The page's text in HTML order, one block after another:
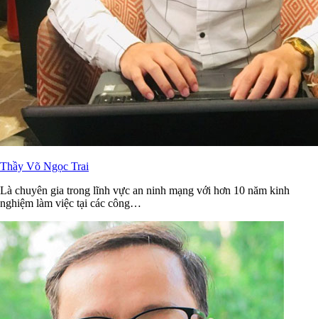
Thầy Võ Ngọc Trai
Là chuyên gia trong lĩnh vực an ninh mạng với hơn 10 năm kinh
nghiệm làm việc tại các công…